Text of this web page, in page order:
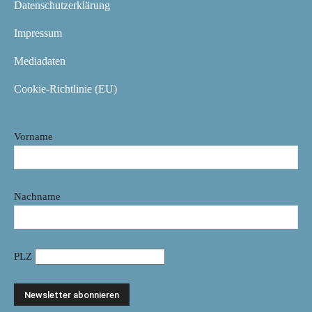
Datenschutzerklärung
Impressum
Mediadaten
Cookie-Richtlinie (EU)
Vorname
Nachname
PLZ